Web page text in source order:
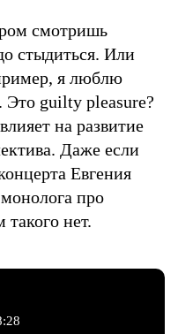
смотришь
стыдиться. Или
я люблю
guilty pleasure?
на развитие
Даже если
Евгения
про
нет.